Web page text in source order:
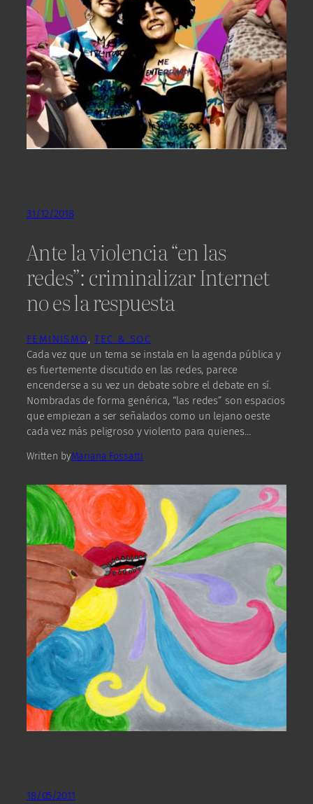
31/12/2018
Ante la violencia “en las
redes”: criminalizar Internet
no es la respuesta
FEMINISMO, TEC & SOC
Cada vez que un tema se instala en la agenda pública y
es fuertemente discutido en las redes, parece
encenderse a su vez un debate sobre el debate en sí.
Nombradas de forma genérica, “las redes” son espacios
que empiezan a ser señalados como un lejano oeste
cada vez más peligroso y violento para quienes…
Written byMariana Fossatti
18/05/2011